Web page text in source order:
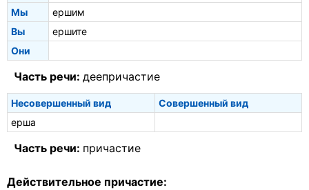
Мы
ершим
Вы
ершите
Они
Часть речи: деепричастие
Несовершенный вид
Совершенный вид
ерша
Часть речи: причастие
Действительное причастие: